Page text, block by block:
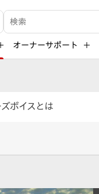
検索キーワード入力
オーナーサポート
ボイスとは